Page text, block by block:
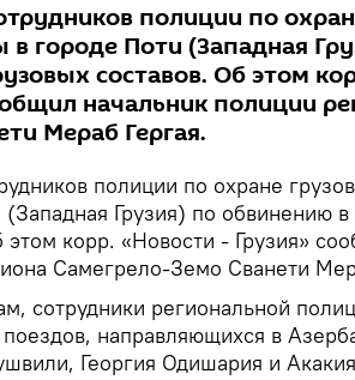
полиции по
в городе Поти (Западная
составов. Об этом
начальник полиции
Мераб Гергая.
полиции по охране
Грузия) по обвинению
этом корр. «Новости - Грузия»
Самегрело-Земо Сванети
сотрудники региональной
направляющихся в
Георгия Одишария и